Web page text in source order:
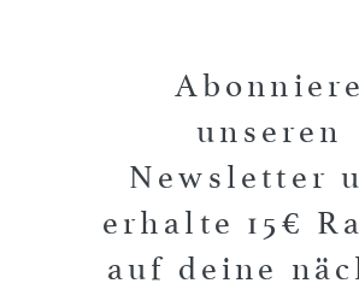
Abonniere
unseren
Newsletter
erhalte 15€
auf deine